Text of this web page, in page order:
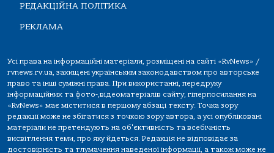
РЕДАКЦІЙНА ПОЛІТИКА
РЕКЛАМА
Усі права на інформаційні матеріали, розміщені на сайті «RvNews» /
rvnews.rv.ua, захищені українським законодавством про авторське
право та інші суміжні права. При використанні, передруку
інформаційних та фото-,відеоматеріалів сайту, гіперпосилання на
«RvNews» має міститися в першому абзаці тексту. Точка зору
редакції може не збігатися з точкою зору автора, а усі опубліковані
матеріали не претендують на об'єктивність та всебічність
висвітлення теми, про яку йдеться. Редакція не відповідає за
достовірність та тлумачення наведеної інформації, а також може не